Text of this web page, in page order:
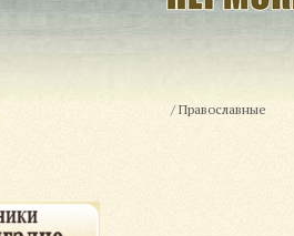
/ Православные